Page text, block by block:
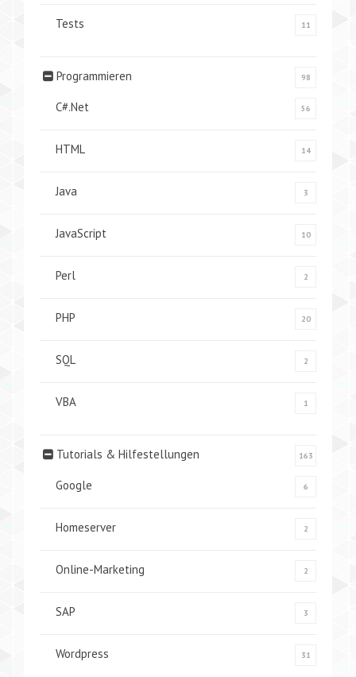
Tests 11
Programmieren 98
C#.Net 56
HTML 14
Java 3
JavaScript 10
Perl 2
PHP 20
SQL 2
VBA 1
Tutorials & Hilfestellungen 163
Google 6
Homeserver 2
Online-Marketing 2
SAP 3
Wordpress 31